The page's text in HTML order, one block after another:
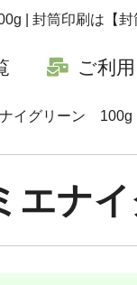
| 封筒印刷は【封
ご利
ナイグリーン 100g
エナ